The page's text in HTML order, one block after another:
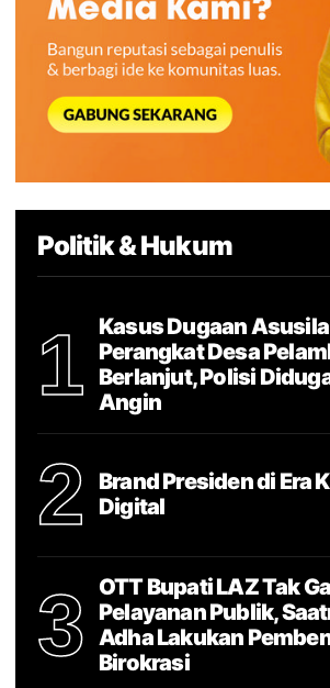
Politik & Hukum
1
Kasus Dugaan
Perangkat Desa
Berlanjut, Polisi
Angin
2
Brand Presiden di Era
Digital
3
OTT Bupati LAZ Tak
Pelayanan Publik,
Adha Lakukan
Birokrasi